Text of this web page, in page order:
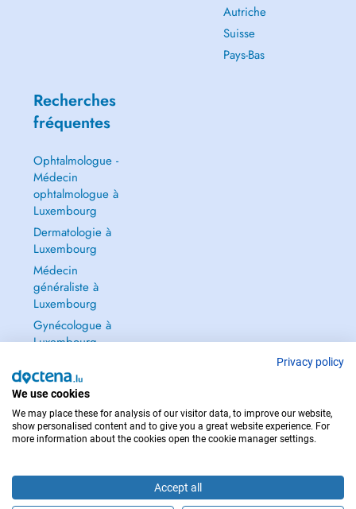
Autriche
Suisse
Pays-Bas
Recherches
fréquentes
Ophtalmologue -
Médecin
ophtalmologue à
Luxembourg
Dermatologie à
Luxembourg
Médecin
généraliste à
Luxembourg
Gynécologue à
Luxembourg
POUR LES URGENCES, CONSULTEZ : 112
Privacy policy
We use cookies
We may place these for analysis of our visitor data, to improve our website,
show personalised content and to give you a great website experience. For
more information about the cookies open the cookie manager settings.
Accept all